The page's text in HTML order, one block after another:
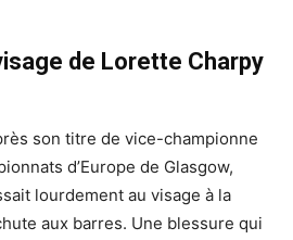
de Lorette Charpy
son titre de vice-championne
d’Europe de Glasgow,
lourdement au visage à la
aux barres. Une blessure qui